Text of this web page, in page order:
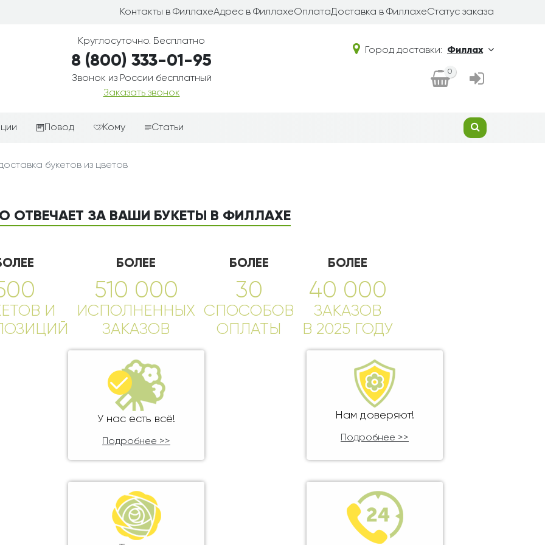
Контакты в ФиллахеАдрес в ФиллахеОплатаДоставка в ФиллахеСтатус заказа
Круглосуточно. Бесплатно
8 (800) 333-01-95
Звонок из России бесплатный
Заказать звонок
Город доставки: Филлах
0
Повод
цветам
День рождения
Свидание
Спасибо!
Юбилей
Кому
Мужчине
Подруге
Сестре
Брату
Врачу
Коллеге
Бабушке
Дедушке
Статьи
букетов из цветов
ОТВЕЧАЕТ ЗА ВАШИ БУКЕТЫ В ФИЛЛАХЕ
И
БОЛЕЕ
510 000
ИСПОЛНЕННЫХ
ЗАКАЗОВ
БОЛЕЕ
30
СПОСОБОВ
ОПЛАТЫ
БОЛЕЕ
40 000
ЗАКАЗОВ
В 2025 ГОДУ
У нас есть всё!
Подробнее >>
Нам доверяют!
Подробнее >>